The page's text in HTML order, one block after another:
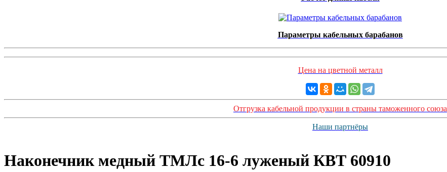
Параметры кабельных барабанов
Цена на цветной металл
Отгрузка кабельной продукции в страны таможенного союза
Наши партнёры
Наконечник медный ТМЛс 16-6 луженый КВТ 60910